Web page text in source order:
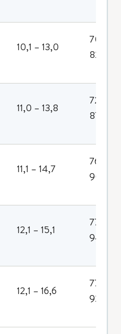
10,1 – 13,0
70 -
82
11,0 – 13,8
72 -
87
11,1 – 14,7
76 -
90
12,1 – 15,1
77 -
94
12,1 – 16,6
77 -
92